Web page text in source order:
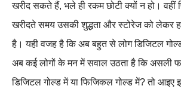
खरीद सकते हैं, भले ही रकम छोटी क्यों न हो।
खरीदते समय उसकी शुद्धता और स्टोरेज को लेकर
है। यही वजह है कि अब बहुत से लोग डिजिटल
अब कई लोगों के मन में सवाल उठता है कि असली
डिजिटल गोल्ड में या फिजिकल गोल्ड में? तो आइए